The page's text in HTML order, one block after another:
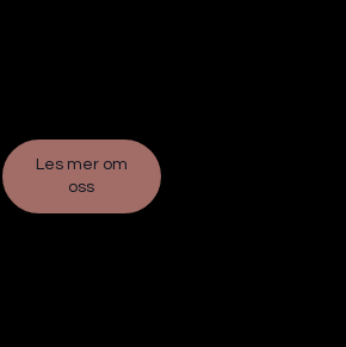
Les mer om
oss